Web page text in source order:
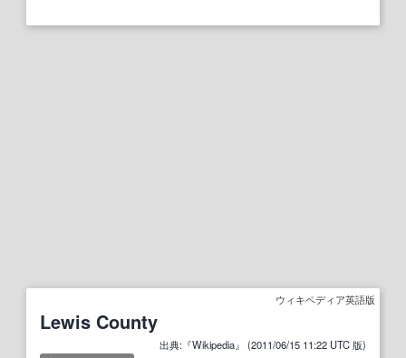
ウィキペディア英語版
Lewis County
出典:『Wikipedia』 (2011/06/15 11:22 UTC 版)